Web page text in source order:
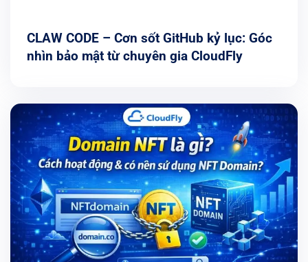
CLAW CODE – Cơn sốt GitHub kỷ lục: Góc
nhìn bảo mật từ chuyên gia CloudFly